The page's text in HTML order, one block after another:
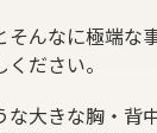
そんなに極端
ださい。
な大きな胸・背